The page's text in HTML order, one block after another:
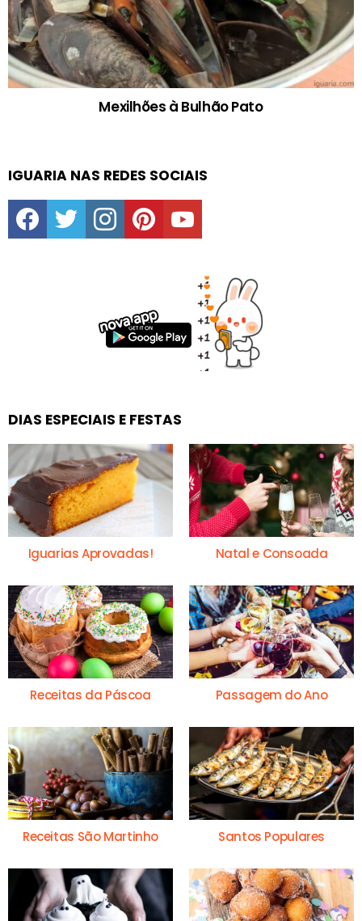
Mexilhões à Bulhão Pato
IGUARIA NAS REDES SOCIAIS
facebooktwitter instagrampinterestyoutube
DIAS ESPECIAIS E FESTAS
Iguarias Aprovadas! Natal e Consoada
Receitas da Páscoa Passagem do Ano
Receitas São Martinho Santos Populares